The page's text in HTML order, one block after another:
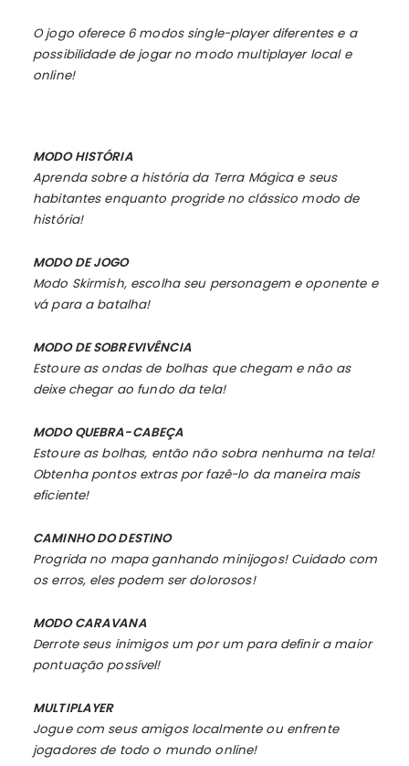
O jogo oferece 6 modos single-player diferentes e a
possibilidade de jogar no modo multiplayer local e
online!
MODO HISTÓRIA
Aprenda sobre a história da Terra Mágica e seus
habitantes enquanto progride no clássico modo de
história!
MODO DE JOGO
Modo Skirmish, escolha seu personagem e oponente e
vá para a batalha!
MODO DE SOBREVIVÊNCIA
Estoure as ondas de bolhas que chegam e não as
deixe chegar ao fundo da tela!
MODO QUEBRA-CABEÇA
Estoure as bolhas, então não sobra nenhuma na tela!
Obtenha pontos extras por fazê-lo da maneira mais
eficiente!
CAMINHO DO DESTINO
Progrida no mapa ganhando minijogos! Cuidado com
os erros, eles podem ser dolorosos!
MODO CARAVANA
Derrote seus inimigos um por um para definir a maior
pontuação possível!
MULTIPLAYER
Jogue com seus amigos localmente ou enfrente
jogadores de todo o mundo online!